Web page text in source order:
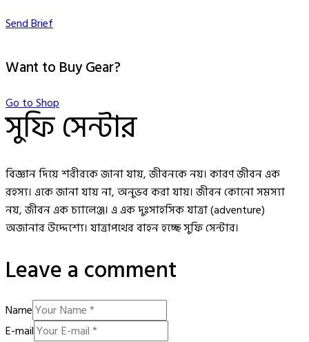
Send Brief
Want to Buy Gear?
Go to Shop
সুফি সেন্টার
বিজ্ঞান দিয়ে শরীরকে জানা যায়, জীবনকে নয়। কারণ জীবন এক
রহস্য। একে জানা যায় না, অনুভব করা যায়। জীবন কোনো সমস্যা
নয়, জীবন এক চ্যালেঞ্জ। এ এক দুঃসাহসিক যাত্ৰা (adventure)
অজানার উদ্দেশ্যে। যাত্রাপথের বাহন হচ্ছে সুফি সেন্টার।
Leave a comment
Name
E-mail